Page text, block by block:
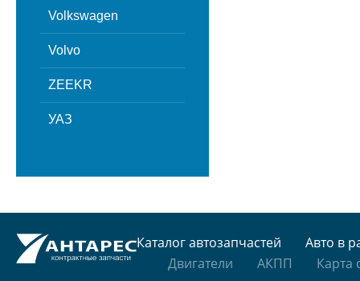
Volkswagen
Volvo
ZEEKR
УАЗ
Каталог автозапчастей
Авто в
Двигатели
АКПП Карта